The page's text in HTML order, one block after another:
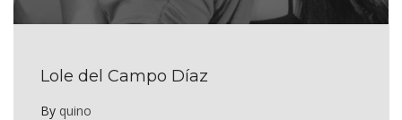
Lole del Campo Díaz
By quino